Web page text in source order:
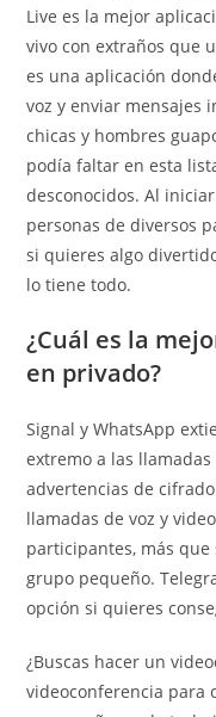
Live es la mejor
vivo con extraños que
es una aplicación
voz y enviar mensajes
chicas y hombres
podía faltar en esta
desconocidos. Al
personas de diversos
si quieres algo
lo tiene todo.
¿Cuál es la
en privado?
Signal y WhatsApp
extremo a las
advertencias de
llamadas de voz y
participantes, más
grupo pequeño.
opción si quieres
¿Buscas hacer un
videoconferencia para